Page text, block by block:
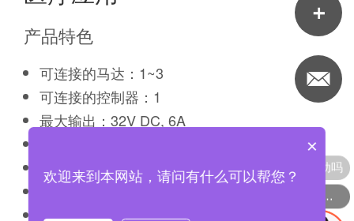
产品特色
可连接的马达：1~3
可连接的控制器：1
最大输出：32V DC, 6A
备用电池：外接电池
输入电压：100, 110, 120V AC, 220~240V AC,
现在有优惠活动吗
×
欢迎来到本网站，请问有什么可以帮您？